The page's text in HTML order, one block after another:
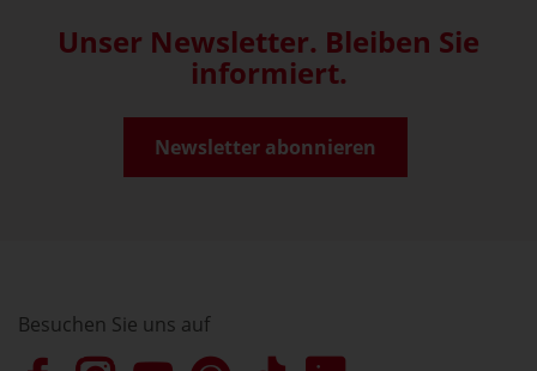
Unser Newsletter. Bleiben Sie
informiert.
Newsletter abonnieren
Besuchen Sie uns auf